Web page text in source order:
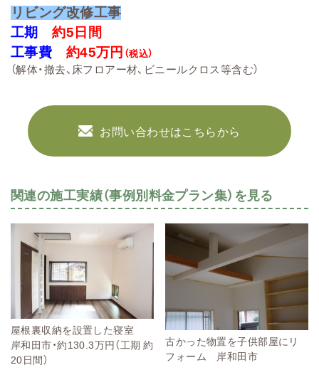
リビング改修工事
工期
約5日間
工事費
約45万円 （税込）
（解体・撤去、床フロアー材、ビニールクロス等含む）
お問い合わせはこちらから
関連の施工実績（事例別料金プラン集）を見る
屋根裏収納を設置した寝室
岸和田市・約130.3万円（工期 約
20日間）
古かった物置を子供部屋にリ
フォーム 岸和田市